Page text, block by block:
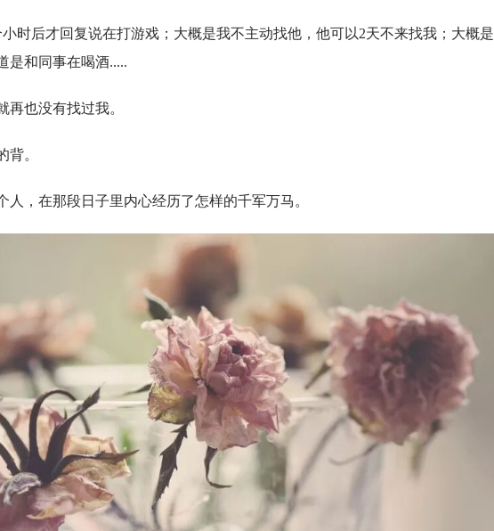
时后才回复说在打游戏；大概是我不主动找他，他可以2天不来找我；大概
是和同事在喝酒.....
也没有找过我。
背。
，在那段日子里内心经历了怎样的千军万马。